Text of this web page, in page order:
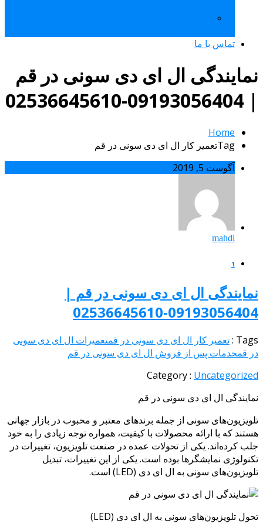
تماس با ما
نمایندگی ال ای دی سونی در قم
| 09193056404-02536645610
Home
Tagتعمیر کار ال ای دی سونی در قم
آگوست 5, 2019
mahdi
1
نمایندگی ال ای دی سونی در قم |
09193056404-02536645610
Tags : تعمیر کار ال ای دی سونی در قمتعمیرات ال ای دی سونی
در قمخدمات پس از فروش ال ای دی سونی در قم
Category : Uncategorized
نمایندگی ال ای دی سونی در قم
تلویزیون‌های سونی از جمله برندهای معتبر و محبوب در بازار جهانی
هستند که با ارائه محصولات با کیفیت، همواره توجه زیادی را به خود
جلب کرده‌اند. یکی از تحولات عمده در صنعت تلویزیون، تغییرات در
تکنولوژی نمایشگرها بوده است. یکی از این تغییرات، تبدیل
تلویزیون‌های سونی به ال ای دی (LED) است.
تحول تلویزیون‌های سونی به ال ای دی (LED)